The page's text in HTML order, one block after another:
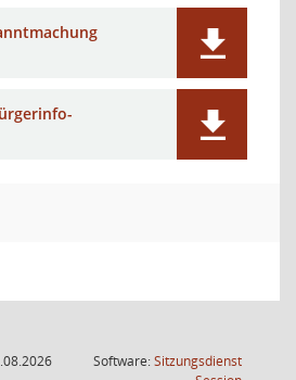
Software:Sitzungsdienst